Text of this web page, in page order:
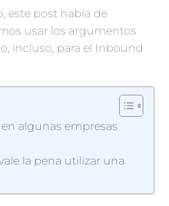
este post habla de
usar los argumentos
incluso, para el Inbound
algunas empresas
la pena utilizar una